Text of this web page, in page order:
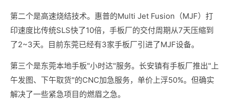
第二个是高速烧结技术。惠普的Multi Jet Fusion（MJF）打
印速度比传统SLS快了10倍，手板厂的交付周期从7天压缩到
了2~3天。目前东莞已经有3家手板厂引进了MJF设备。
第三个是东莞本地手板"小时达"服务。长安镇有手板厂推出"上
午发图、下午取货"的CNC加急服务，单价上浮50%。但确实
解决了一些紧急项目的燃眉之急。